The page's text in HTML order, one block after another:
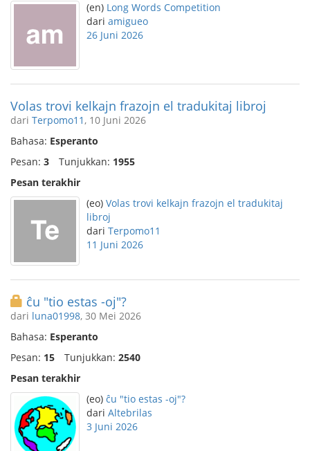
(en) Long Words Competition
dari amigueo
26 Juni 2026
Volas trovi kelkajn frazojn el tradukitaj libroj
dari Terpomo11 , 10 Juni 2026
Bahasa: Esperanto
Pesan: 3 Tunjukkan: 1955
Pesan terakhir
(eo) Volas trovi kelkajn frazojn el tradukitaj
libroj
dari Terpomo11
11 Juni 2026
ĉu "tio estas -oj"?
dari luna01998, 30 Mei 2026
Bahasa: Esperanto
Pesan: 15 Tunjukkan: 2540
Pesan terakhir
(eo) ĉu "tio estas -oj"?
dari Altebrilas
3 Juni 2026